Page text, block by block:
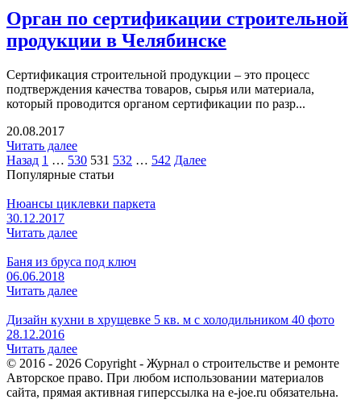
Орган по сертификации строительной
продукции в Челябинске
Сертификация строительной продукции – это процесс
подтверждения качества товаров, сырья или материала,
который проводится органом сертификации по разр...
20.08.2017
Читать далее
Назад 1 … 530 531 532 … 542 Далее
Популярные статьи
Нюансы циклевки паркета
30.12.2017
Читать далее
Баня из бруса под ключ
06.06.2018
Читать далее
Дизайн кухни в хрущевке 5 кв. м с холодильником 40 фото
28.12.2016
Читать далее
© 2016 - 2026 Copyright - Журнал о строительстве и ремонте
Авторское право. При любом использовании материалов
сайта, прямая активная гиперссылка на e-joe.ru обязательна.